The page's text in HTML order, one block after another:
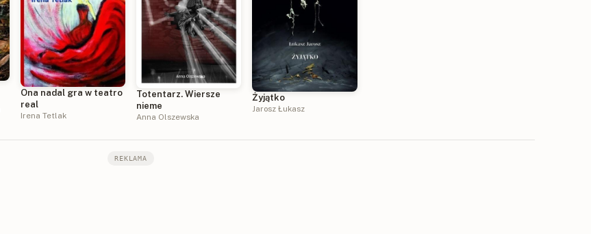
Ona nadal gra w teatro
real
Irena Tetlak
Totentarz. Wiersze
nieme
Anna Olszewska
Żyjątko
Jarosz Łukasz
REKLAMA